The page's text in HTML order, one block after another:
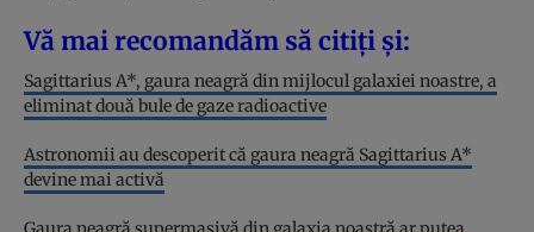
Vă mai recomandăm să citiți și:
Sagittarius A*, gaura neagră din mijlocul galaxiei noastre, a
eliminat două bule de gaze radioactive
Astronomii au descoperit că gaura neagră Sagittarius A*
devine mai activă